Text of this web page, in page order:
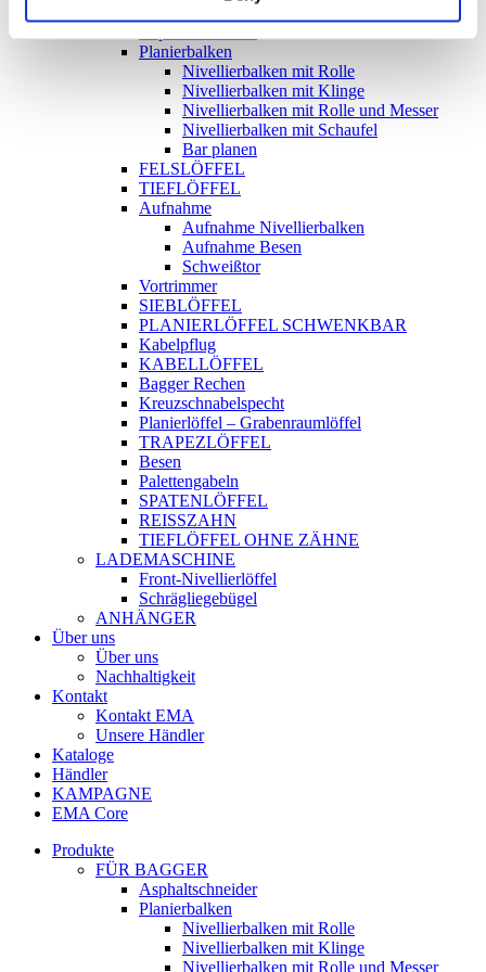
Planierbalken
Nivellierbalken mit Rolle
Nivellierbalken mit Klinge
Nivellierbalken mit Rolle und Messer
Nivellierbalken mit Schaufel
Bar planen
FELSLÖFFEL
TIEFLÖFFEL
Aufnahme
Aufnahme Nivellierbalken
Aufnahme Besen
Schweißtor
Vortrimmer
SIEBLÖFFEL
PLANIERLÖFFEL SCHWENKBAR
Kabelpflug
KABELLÖFFEL
Bagger Rechen
Kreuzschnabelspecht
Planierlöffel – Grabenraumlöffel
TRAPEZLÖFFEL
Besen
Palettengabeln
SPATENLÖFFEL
REISSZAHN
TIEFLÖFFEL OHNE ZÄHNE
LADEMASCHINE
Front-Nivellierlöffel
Schrägliegebügel
ANHÄNGER
Über uns
Über uns
Nachhaltigkeit
Kontakt
Kontakt EMA
Unsere Händler
Kataloge
Händler
KAMPAGNE
EMA Core
Produkte
FÜR BAGGER
Asphaltschneider
Planierbalken
Nivellierbalken mit Rolle
Nivellierbalken mit Klinge
Nivellierbalken mit Rolle und Messer